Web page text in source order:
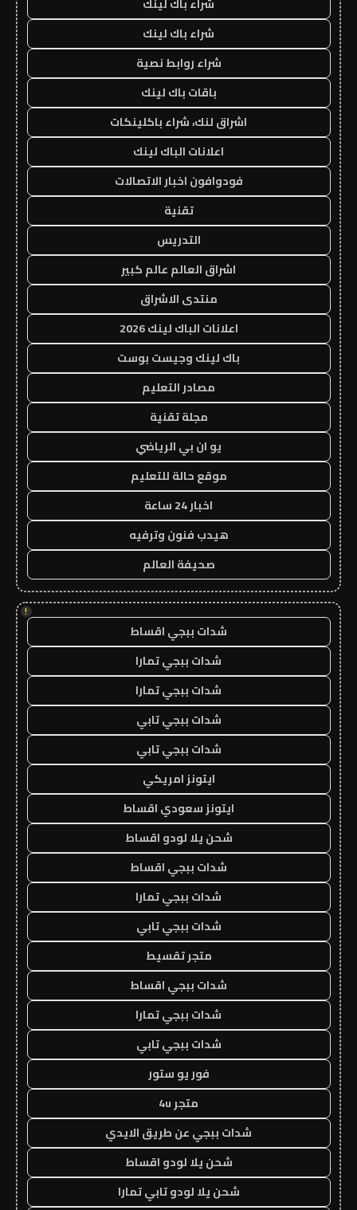
شراء باك لينك
شراء روابط نصية
باقات باك لينك
اشراق لنك، شراء باكلينكات
اعلانات الباك لينك
فودوافون اخبار الاتصالات
تقنية
التدريس
اشراق العالم عالم كبير
منتدى الاشراق
اعلانات الباك لينك 2026
باك لينك وجيست بوست
مصادر التعليم
مجلة تقنية
يو ان بي الرياضي
موقع حالة للتعليم
اخبار 24 ساعة
هيدب فنون وترفيه
صحيفة العالم
!
شدات ببجي اقساط
شدات ببجي تمارا
شدات ببجي تمارا
شدات ببجي تابي
شدات ببجي تابي
ايتونز امريكي
ايتونز سعودي اقساط
شحن يلا لودو اقساط
شدات ببجي اقساط
شدات ببجي تمارا
شدات ببجي تابي
متجر تقسيط
شدات ببجي اقساط
شدات ببجي تمارا
شدات ببجي تابي
فور يو ستور
متجر 4u
شدات ببجي عن طريق الايدي
شحن يلا لودو اقساط
شحن يلا لودو تابي تمارا